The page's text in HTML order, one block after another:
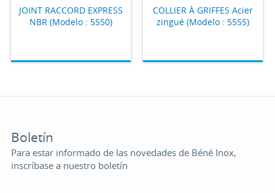
JOINT RACCORD EXPRESS
NBR (Modelo : 5550)
COLLIER À GRIFFES Acier
zingué (Modelo : 5555)
Boletín
Para estar informado de las novedades de Béné Inox,
inscríbase a nuestro boletín